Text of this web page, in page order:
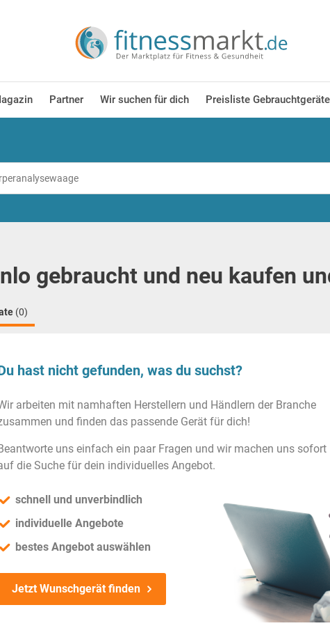
Partner Wir suchen für dich Preisliste Gebrauchtgeräte
gebraucht und neu kaufen
(0)
hast nicht gefunden, was du suchst?
arbeiten mit namhaften Herstellern und Händlern der Branche
und finden das passende Gerät für dich!
uns einfach ein paar Fragen und wir machen uns sofort
die Suche für dein individuelles Angebot.
schnell und unverbindlich
individuelle Angebote
bestes Angebot auswählen
Jetzt Wunschgerät finden